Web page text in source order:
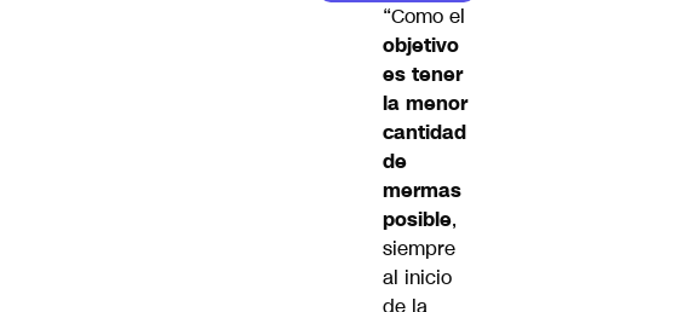
“Como el
objetivo
es tener
la menor
cantidad
de
mermas
posible,
siempre
al inicio
de la